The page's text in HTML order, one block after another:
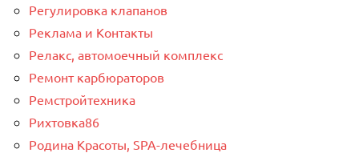
Регулировка клапанов
Реклама и Контакты
Релакс, автомоечный комплекс
Ремонт карбюраторов
Ремстройтехника
Рихтовка86
Родина Красоты, SPA-лечебница